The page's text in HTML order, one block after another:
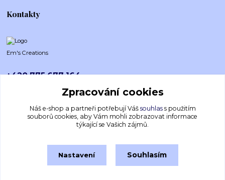
Kontakty
Em's Creations
+420 775 677 164
emscreations.cz@gmail.com
Zpracování cookies
Náš e-shop a partneři potřebují Váš souhlass použitím
souborů cookies, aby Vám mohli zobrazovat informace
týkající se Vašich zájmů.
Nastavení Souhlasím